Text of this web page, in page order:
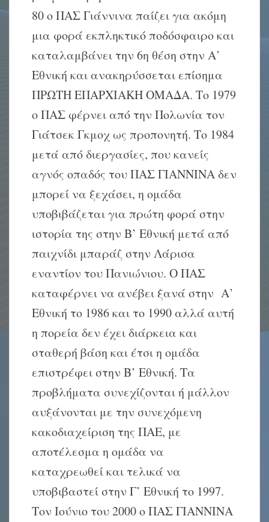
80 ο ΠΑΣ Γιάννινα παίζει για ακόμη
μια φορά εκπληκτικό ποδόσφαιρο και
καταλαμβάνει την 6η θέση στην Α’
Εθνική και ανακηρύσσεται επίσημα
ΠΡΩΤΗ ΕΠΑΡΧΙΑΚΗ ΟΜΑΔΑ. Το 1979
ο ΠΑΣ φέρνει από την Πολωνία τον
Γιάτσεκ Γκμοχ ως προπονητή. Το 1984
μετά από διεργασίες, που κανείς
αγνός οπαδός του ΠΑΣ ΓΙΑΝΝΙΝΑ δεν
μπορεί να ξεχάσει, η ομάδα
υποβιβάζεται για πρώτη φορά στην
ιστορία της στην Β’ Εθνική μετά από
παιχνίδι μπαράζ στην Λάρισα
εναντίον του Πανιώνιου. Ο ΠΑΣ
καταφέρνει να ανέβει ξανά στην Α’
Εθνική το 1986 και το 1990 αλλά αυτή
η πορεία δεν έχει διάρκεια και
σταθερή βάση και έτσι η ομάδα
επιστρέφει στην Β’ Εθνική. Τα
προβλήματα συνεχίζονται ή μάλλον
αυξάνονται με την συνεχόμενη
κακοδιαχείριση της ΠΑΕ, με
αποτέλεσμα η ομάδα να
καταχρεωθεί και τελικά να
υποβιβαστεί στην Γ’ Εθνική το 1997.
Τον Ιούνιο του 2000 ο ΠΑΣ ΓΙΑΝΝΙΝΑ